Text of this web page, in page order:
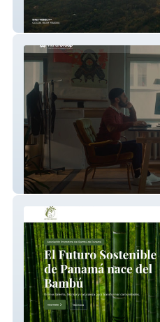
COCOA CERRO LA VIEJA
VIKHAL GROUP